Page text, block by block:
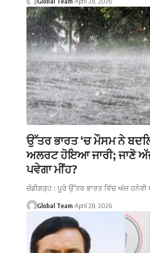
ਉੱਤਰ ਭਾਰਤ ‘ਚ ਮੌਸਮ ਨੇ
ਅਲਰਟ ਹੋਇਆ ਜਾਰੀ; ਜਾਣੋ
ਪਵੇਗਾ ਮੀਂਹ?
ਚੰਡੀਗੜ੍ਹ : ਪੂਰੇ ਉੱਤਰ ਭਾਰਤ ਵਿੱਚ ਅੱਜ ਹਨੇਰੀ
Global Team April 28, 2026